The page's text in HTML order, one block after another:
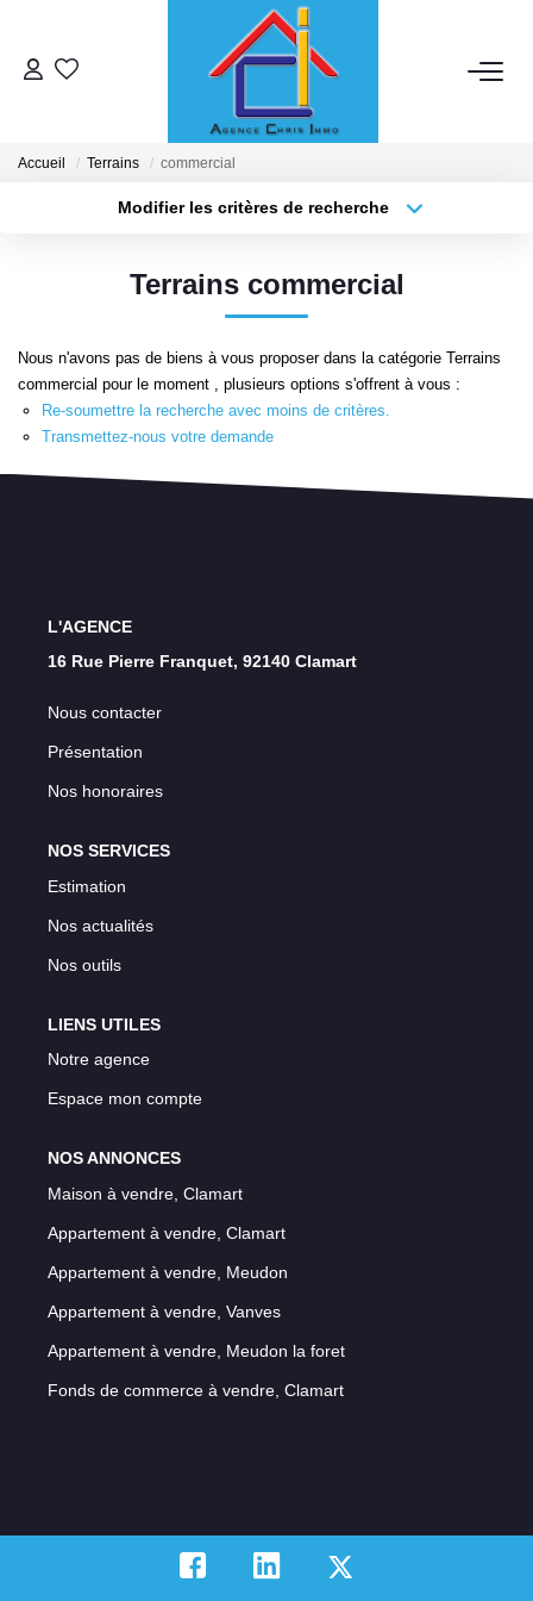
ACHETER
NOTRE ENSEIGNE
CONTACT
Accueil Terrains commercial
Modifier les critères de recherche
Plus de critères Créer une alerte
Terrains commercial
Nous n'avons pas de biens à vous proposer dans la catégorie Terrains
commercial pour le moment , plusieurs options s'offrent à vous :
Re-soumettre la recherche avec moins de critères.
Transmettez-nous votre demande
L'AGENCE
16 Rue Pierre Franquet, 92140 Clamart
Nous contacter
Présentation
Nos honoraires
NOS SERVICES
Estimation
Nos actualités
Nos outils
LIENS UTILES
Notre agence
Espace mon compte
NOS ANNONCES
Maison à vendre, Clamart
Appartement à vendre, Clamart
Appartement à vendre, Meudon
Appartement à vendre, Vanves
Appartement à vendre, Meudon la foret
Fonds de commerce à vendre, Clamart